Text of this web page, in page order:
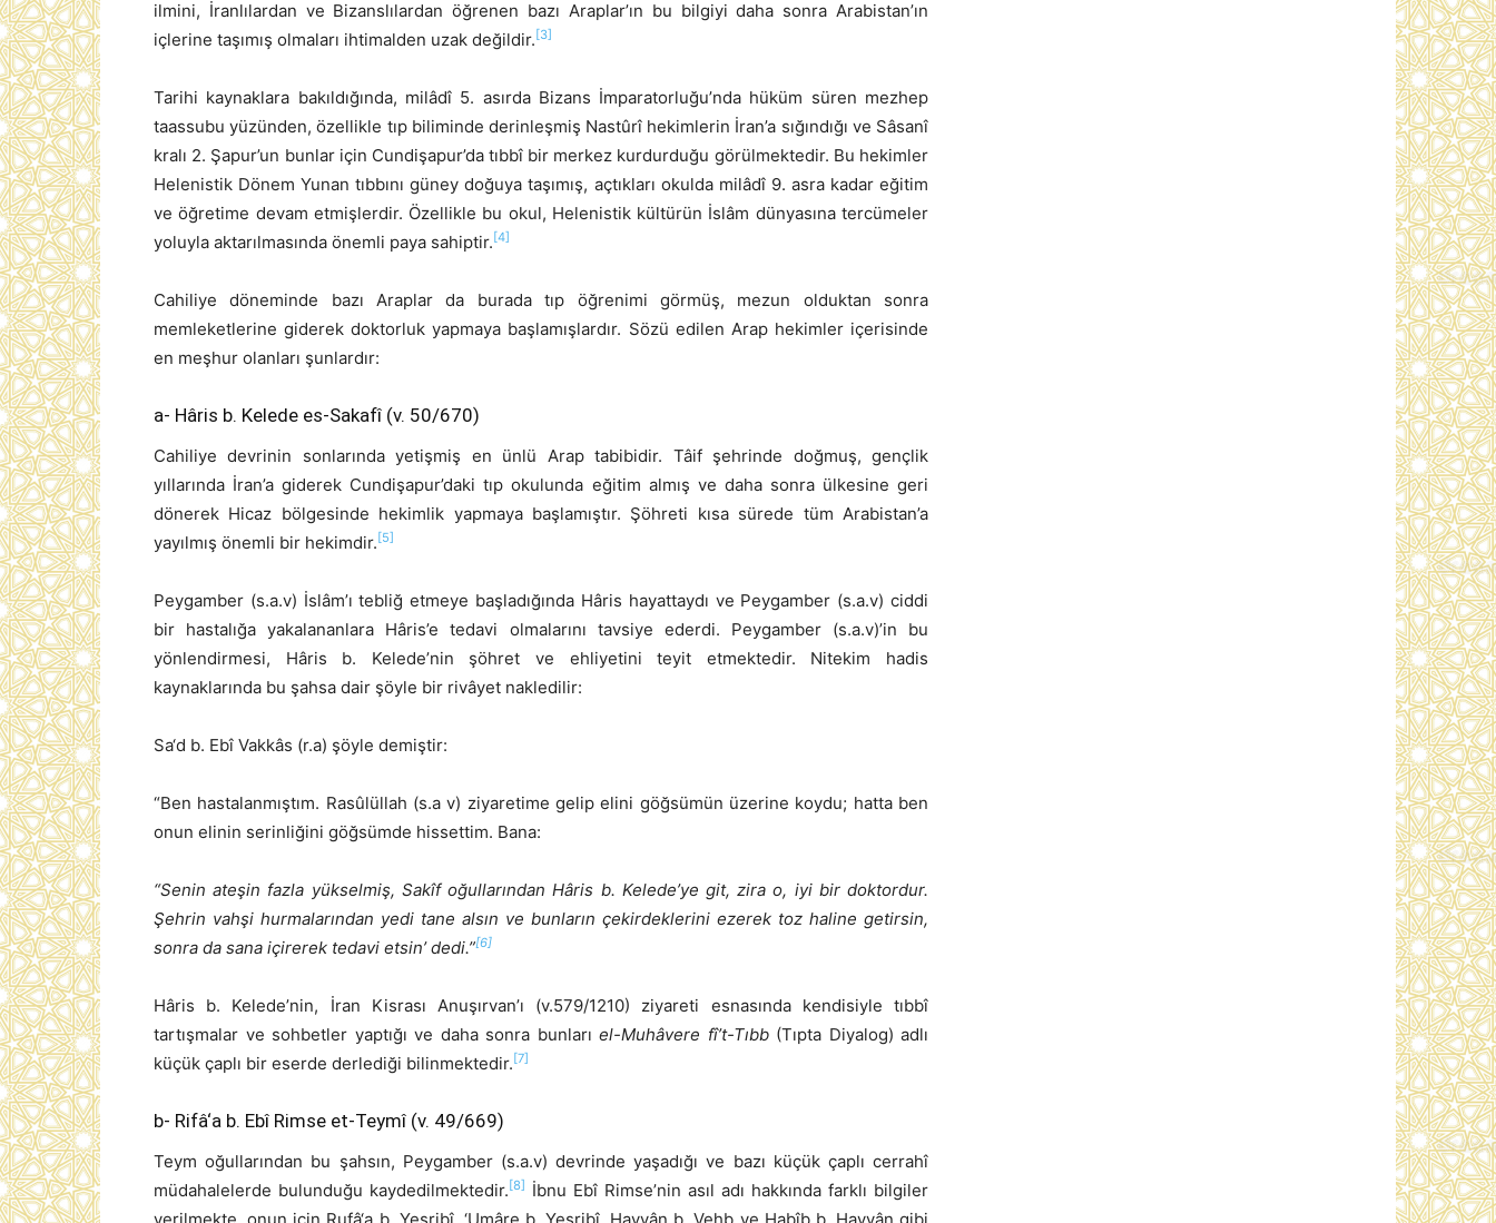
ilmini, İranlılardan ve Bizanslılardan öğrenen bazı Araplar’ın bu bilgiyi daha sonra Arabistan’ın
içlerine taşımış olmaları ihtimalden uzak değildir. [3]
Tarihi kaynaklara bakıldığında, milâdî 5. asırda Bizans İmparatorluğu’nda hüküm süren mezhep
taassubu yüzünden, özellikle tıp biliminde derinleşmiş Nastûrî hekimlerin İran’a sığındığı ve Sâsanî
kralı 2. Şapur’un bunlar için Cundişapur’da tıbbî bir merkez kurdurduğu görülmektedir. Bu hekimler
Helenistik Dönem Yunan tıbbını güney doğuya taşımış, açtıkları okulda milâdî 9. asra kadar eğitim
ve öğretime devam etmişlerdir. Özellikle bu okul, Helenistik kültürün İslâm dünyasına tercümeler
yoluyla aktarılmasında önemli paya sahiptir. [4]
Cahiliye döneminde bazı Araplar da burada tıp öğrenimi görmüş, mezun olduktan sonra
memleketlerine giderek doktorluk yapmaya başlamışlardır. Sözü edilen Arap hekimler içerisinde
en meşhur olanları şunlardır:
a- Hâris b. Kelede es-Sakafî (v. 50/670)
Cahiliye devrinin sonlarında yetişmiş en ünlü Arap tabibidir. Tâif şehrinde doğmuş, gençlik
yıllarında İran’a giderek Cundişapur’daki tıp okulunda eğitim almış ve daha sonra ülkesine geri
dönerek Hicaz bölgesinde hekimlik yapmaya başlamıştır. Şöhreti kısa sürede tüm Arabistan’a
yayılmış önemli bir hekimdir. [5]
Peygamber (s.a.v) İslâm’ı tebliğ etmeye başladığında Hâris hayattaydı ve Peygamber (s.a.v) ciddi
bir hastalığa yakalananlara Hâris’e tedavi olmalarını tavsiye ederdi. Peygamber (s.a.v)’in bu
yönlendirmesi, Hâris b. Kelede’nin şöhret ve ehliyetini teyit etmektedir. Nitekim hadis
kaynaklarında bu şahsa dair şöyle bir rivâyet nakledilir:
Sa‘d b. Ebî Vakkâs (r.a) şöyle demiştir:
“Ben hastalanmıştım. Rasûlüllah (s.a v) ziyaretime gelip elini göğsümün üzerine koydu; hatta ben
onun elinin serinliğini göğsümde hissettim. Bana:
“Senin ateşin fazla yükselmiş, Sakîf oğullarından Hâris b. Kelede’ye git, zira o, iyi bir doktordur.
Şehrin vahşi hurmalarından yedi tane alsın ve bunların çekirdeklerini ezerek toz haline getirsin,
sonra da sana içirerek tedavi etsin’ dedi.”[6]
Hâris b. Kelede’nin, İran Kisrası Anuşırvan’ı (v.579/1210) ziyareti esnasında kendisiyle tıbbî
tartışmalar ve sohbetler yaptığı ve daha sonra bunları el-Muhâvere fî’t-Tıbb(Tıpta Diyalog) adlı
küçük çaplı bir eserde derlediği bilinmektedir. [7]
b- Rifâ‘a b. Ebî Rimse et-Teymî (v. 49/669)
Teym oğullarından bu şahsın, Peygamber (s.a.v) devrinde yaşadığı ve bazı küçük çaplı cerrahî
müdahalelerde bulunduğu kaydedilmektedir. [8]
İbnu Ebî Rimse’nin asıl adı hakkında farklı bilgiler